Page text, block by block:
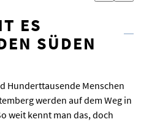
ES
SÜDEN
Hunderttausende Menschen
werden auf dem Weg in
weit kennt man das, doch